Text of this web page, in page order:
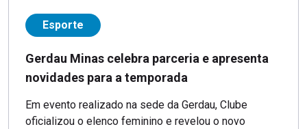
Esporte
Gerdau Minas celebra parceria e apresenta
novidades para a temporada
Em evento realizado na sede da Gerdau, Clube
oficializou o elenco feminino e revelou o novo